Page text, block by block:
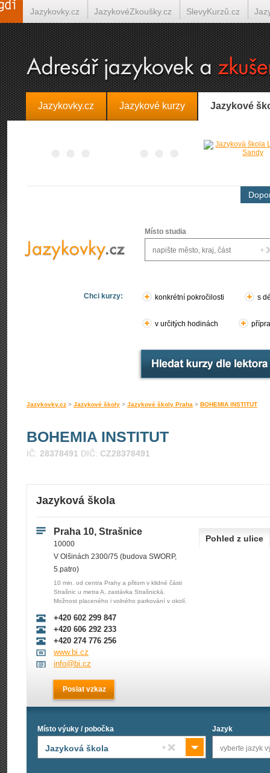
Jazykovky.cz Jazykové kurzy Jazykové
Místo studia
Chci kurzy: konkrétní pokročilosti s
v určitých hodinách
Jazykovky.cz > Jazykové školy > Jazykové školy Praha > BOHEMIA INSTITUT
BOHEMIA INSTITUT
IČ: 28378491 DIČ: CZ28378491
Jazyková škola
Praha 10, Strašnice
10000
V Olšinách 2300/75 (budova SWORP,
5.patro)
10 min. od centra Prahy a přitom v klidné části
Strašnic u metra A, zastávka Strašnická.
Možnost placeného i volného parkování v okolí.
+420 602 299 847
+420 606 292 233
+420 274 776 256
www.bi.cz
info@bi.cz
Poslat vzkaz
Pohled z ulice
Místo výuky / pobočka
Jazyková škola
Jazyk
vyberte jazyk
Jazykovky.cz JazykovéZkoušky.cz SlevyKurzů.cz
Španělština on-line Italština on-line Tlumočení-